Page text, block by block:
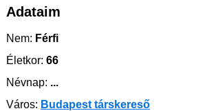
Adataim
Nem: Férfi
Életkor: 66
Névnap: ...
Város: Budapest társkereső